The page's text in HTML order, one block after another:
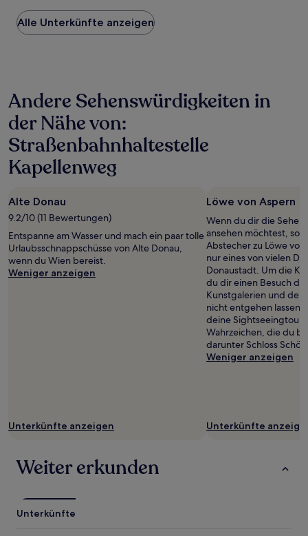
Preis
pro
Nacht,
24 Stunden
für
einen
Aufenthalt
mit
1 Übernachtung
von
gefunden
wurde.
Preise
und
Verfügbarkeiten
können
sich
Alle Unterkünfte anzeigen
Andere Sehenswürdigkeiten in
der Nähe von:
Straßenbahnhaltestelle
Kapellenweg
Alte Donau
9.2/10 (11 Bewertungen)
Entspanne am Wasser und mach ein paar tolle
Urlaubsschnappschüsse von Alte Donau,
wenn du Wien bereist.
Weniger anzeigen
Unterkünfte anzeigen
Löwe von Aspern
Wenn du dir die
ansehen möchtest,
Abstecher zu Löwe
nur eines von vielen
Donaustadt. Um die
du dir einen Besuch
Kunstgalerien und der
nicht entgehen lassen:
deine Sightseeingtour.
Wahrzeichen, die du
darunter Schloss
Weniger anzeigen
Unterkünfte
Weiter erkunden
Unterkünfte